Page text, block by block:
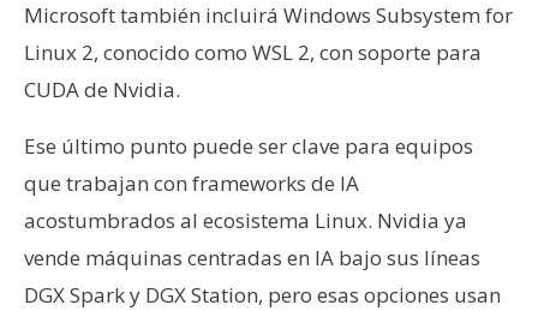
Microsoft también incluirá Windows Subsystem for
Linux 2, conocido como WSL 2, con soporte para
CUDA de Nvidia.
Ese último punto puede ser clave para equipos
que trabajan con frameworks de IA
acostumbrados al ecosistema Linux. Nvidia ya
vende máquinas centradas en IA bajo sus líneas
DGX Spark y DGX Station, pero esas opciones usan